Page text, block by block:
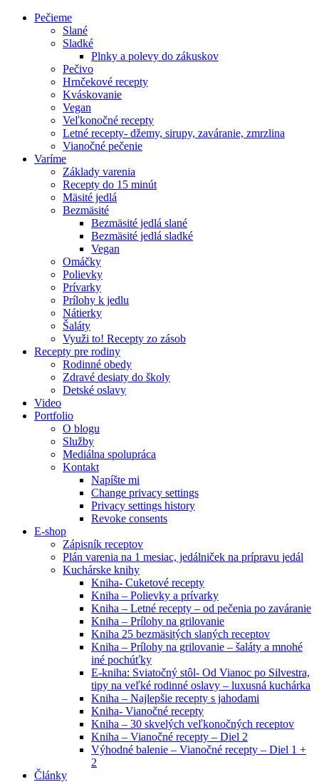
Pečieme
Slané
Sladké
Plnky a polevy do zákuskov
Pečivo
Hrnčekové recepty
Kváskovanie
Vegan
Veľkonočné recepty
Letné recepty- džemy, sirupy, zaváranie, zmrzlina
Vianočné pečenie
Varíme
Základy varenia
Recepty do 15 minút
Mäsité jedlá
Bezmäsité
Bezmäsité jedlá slané
Bezmäsité jedlá sladké
Vegan
Omáčky
Polievky
Prívarky
Prílohy k jedlu
Nátierky
Šaláty
Využi to! Recepty zo zásob
Recepty pre rodiny
Rodinné obedy
Zdravé desiaty do školy
Detské oslavy
Video
Portfolio
O blogu
Služby
Mediálna spolupráca
Kontakt
Napíšte mi
Change privacy settings
Privacy settings history
Revoke consents
E-shop
Zápisník receptov
Plán varenia na 1 mesiac, jedálniček na prípravu jedál
Kuchárske knihy
Kniha- Cuketové recepty
Kniha – Polievky a prívarky
Kniha – Letné recepty – od pečenia po zaváranie
Kniha – Prílohy na grilovanie
Kniha 25 bezmäsitých slaných receptov
Kniha – Prílohy na grilovanie – šaláty a mnohé
iné pochúťky
E-kniha: Sviatočný stôl- Od Vianoc po Silvestra,
tipy na veľké rodinné oslavy – luxusná kuchárka
Kniha – Najlepšie recepty s jahodami
Kniha- Vianočné recepty
Kniha – 30 skvelých veľkonočných receptov
Kniha – Vianočné recepty – Diel 2
Výhodné balenie – Vianočné recepty – Diel 1 +
2
Články